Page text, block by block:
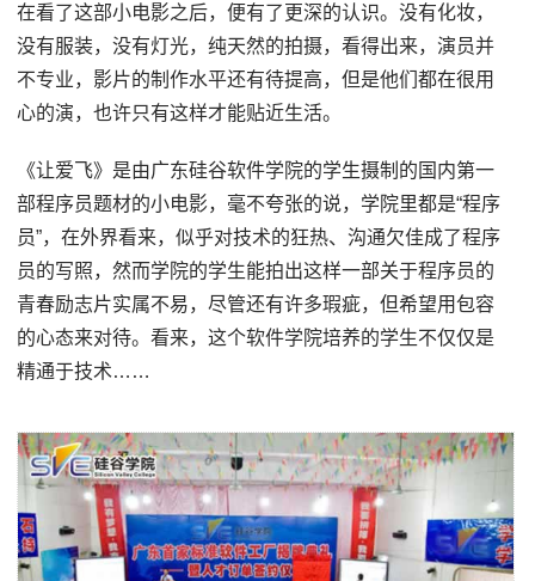
在看了这部小电影之后，便有了更深的认识。没有化妆，
没有服装，没有灯光，纯天然的拍摄，看得出来，演员并
不专业，影片的制作水平还有待提高，但是他们都在很用
心的演，也许只有这样才能贴近生活。
《让爱飞》是由广东硅谷软件学院的学生摄制的国内第一
部程序员题材的小电影，毫不夸张的说，学院里都是“程序
员”，在外界看来，似乎对技术的狂热、沟通欠佳成了程序
员的写照，然而学院的学生能拍出这样一部关于程序员的
青春励志片实属不易，尽管还有许多瑕疵，但希望用包容
的心态来对待。看来，这个软件学院培养的学生不仅仅是
精通于技术……